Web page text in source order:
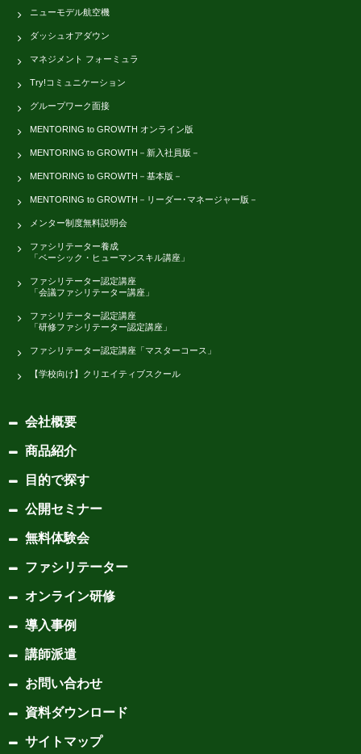
ニューモデル航空機
ダッシュオアダウン
マネジメント フォーミュラ
Try!コミュニケーション
グループワーク面接
MENTORING to GROWTH オンライン版
MENTORING to GROWTH－新入社員版－
MENTORING to GROWTH－基本版－
MENTORING to GROWTH－リーダー･マネージャー版－
メンター制度無料説明会
ファシリテーター養成
「ベーシック・ヒューマンスキル講座」
ファシリテーター認定講座
「会議ファシリテーター講座」
ファシリテーター認定講座
「研修ファシリテーター認定講座」
ファシリテーター認定講座「マスターコース」
【学校向け】クリエイティブスクール
会社概要
商品紹介
目的で探す
公開セミナー
無料体験会
ファシリテーター
オンライン研修
導入事例
講師派遣
お問い合わせ
資料ダウンロード
サイトマップ